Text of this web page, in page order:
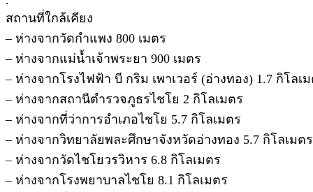
สถานที่ใกล้เคียง
– ห่างจากวัดกำแพง 800 เมตร
– ห่างจากแม่น้ำเจ้าพระยา 900 เมตร
– ห่างจากโรงไฟฟ้า บี กริม เพาเวอร์ (อ่างทอง) 1.7 กิโลเ
– ห่างจากสถานีตำรวจภูธรไชโย 2 กิโลเมตร
– ห่างจากที่ว่าการอำเภอไชโย 5.7 กิโลเมตร
– ห่างจากวิทยาลัยพละศึกษาจังหวัดอ่างทอง 5.7 กิโลเมตร
– ห่างจากวัดไชโยวรวิหาร 6.8 กิโลเมตร
– ห่างจากโรงพยาบาลไชโย 8.1 กิโลเมตร